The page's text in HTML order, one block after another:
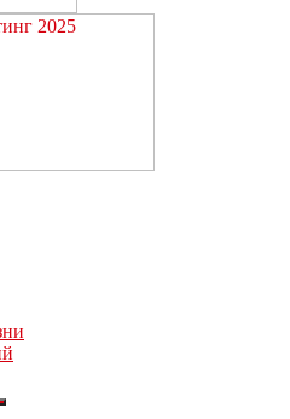
в Тульской области на сайте